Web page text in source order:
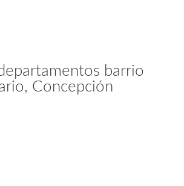
barrio
Concepción